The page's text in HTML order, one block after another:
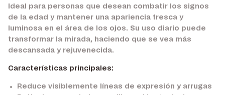
Ideal para personas que desean combatir los signos
de la edad y mantener una apariencia fresca y
luminosa en el área de los ojos. Su uso diario puede
transformar la mirada, haciendo que se vea más
descansada y rejuvenecida.
Características principales:
Reduce visiblemente líneas de expresión y arrugas